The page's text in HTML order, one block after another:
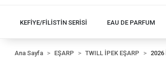
KEFİYE/FİLİSTİN SERİSİ EAU DE PARFUM
Ana Sayfa EŞARP TWILL İPEK EŞARP 2026